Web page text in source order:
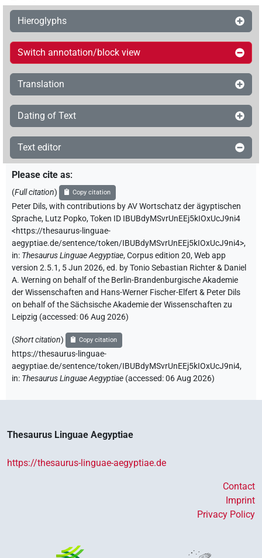
Hieroglyphs
Switch annotation/block view
Translation
Dating of Text
Text editor
Please cite as:
(Full citation) Copy citation
Peter Dils,with contributions byAV Wortschatz der ägyptischen
Sprache, Lutz Popko,Token ID IBUBdyMSvrUnEEj5kIOxUcJ9ni4
<https://thesaurus-linguae-
aegyptiae.de/sentence/token/IBUBdyMSvrUnEEj5kIOxUcJ9ni4>,
in: Thesaurus Linguae Aegyptiae,Corpus edition 20, Web app
version 2.5.1, 5 Jun 2026, ed. by Tonio Sebastian Richter & Daniel
A. Werning on behalf of the Berlin-Brandenburgische Akademie
der Wissenschaften and Hans-Werner Fischer-Elfert & Peter Dils
on behalf of the Sächsische Akademie der Wissenschaften zu
Leipzig (accessed:06 Aug 2026)
(Short citation) Copy citation
https://thesaurus-linguae-
aegyptiae.de/sentence/token/IBUBdyMSvrUnEEj5kIOxUcJ9ni4,
in: Thesaurus Linguae Aegyptiae (accessed:06 Aug 2026)
Thesaurus Linguae Aegyptiae
https://thesaurus-linguae-aegyptiae.de
Contact
Imprint
Privacy Policy